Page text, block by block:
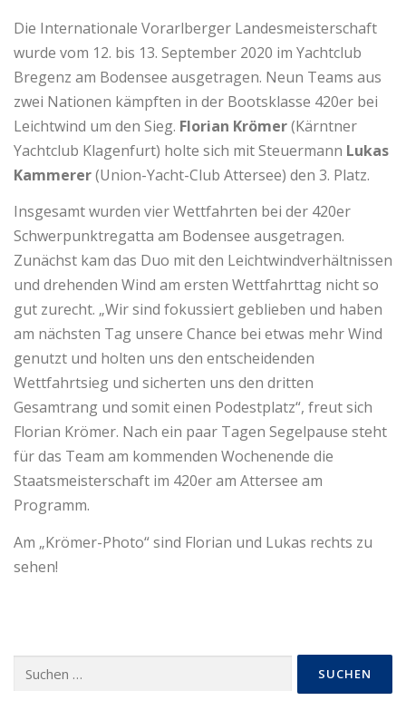
Die Internationale Vorarlberger Landesmeisterschaft
wurde vom 12. bis 13. September 2020 im Yachtclub
Bregenz am Bodensee ausgetragen. Neun Teams aus
zwei Nationen kämpften in der Bootsklasse 420er bei
Leichtwind um den Sieg. Florian Krömer(Kärntner
Yachtclub Klagenfurt) holte sich mit Steuermann Lukas
Kammerer(Union-Yacht-Club Attersee) den 3. Platz.
Insgesamt wurden vier Wettfahrten bei der 420er
Schwerpunktregatta am Bodensee ausgetragen.
Zunächst kam das Duo mit den Leichtwindverhältnissen
und drehenden Wind am ersten Wettfahrttag nicht so
gut zurecht. „Wir sind fokussiert geblieben und haben
am nächsten Tag unsere Chance bei etwas mehr Wind
genutzt und holten uns den entscheidenden
Wettfahrtsieg und sicherten uns den dritten
Gesamtrang und somit einen Podestplatz“, freut sich
Florian Krömer. Nach ein paar Tagen Segelpause steht
für das Team am kommenden Wochenende die
Staatsmeisterschaft im 420er am Attersee am
Programm.
Am „Krömer-Photo“ sind Florian und Lukas rechts zu
sehen!
nach: